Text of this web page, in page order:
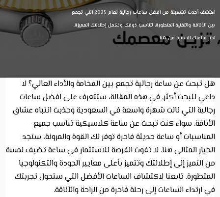
اكتشف أحدث تشكيلة من افضل ساعات رجالية لعام 2025 التي تجمع
بين الأناقة والتقنية المتطورة، لتناسب ذوقك وتكمل إطلالتك المميزة.
اختر ساعتك المميزة من هنا
هل تبحث عن ساعة رجالية تجمع بين الفخامة والأداء العالي؟ لا
داعي للبحث أكثر, في هذه المقالة، ستتعرف على افضل ساعات
رجالية التي نالت شهرة واسعة في السعودية وجذبت انتباه عشاق
الأناقة. سواء كنت تبحث عن ساعة كلاسيكية تناسب جميع
المناسبات أو ساعة حديثة فاخرة توفر لك القوة والمرونة، ستجد
الخيار المثالي هنا. لا تفوت الفرصة للاستثمار في ساعة تضيف لمسة
من التميز إلى إطلالتك وتتميز بأعلى معايير الجودة والتكنولوجيا
المتطورة. تابعنا لاكتشاف الساعات الأفضل التي ستحول تجربتك
في ارتداء الساعات إلى رحلة فاخرة من الراحة والأناقة.